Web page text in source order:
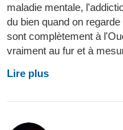
maladie mentale,
du bien quand on
sont complètement à
vraiment au fur et à
Lire plus